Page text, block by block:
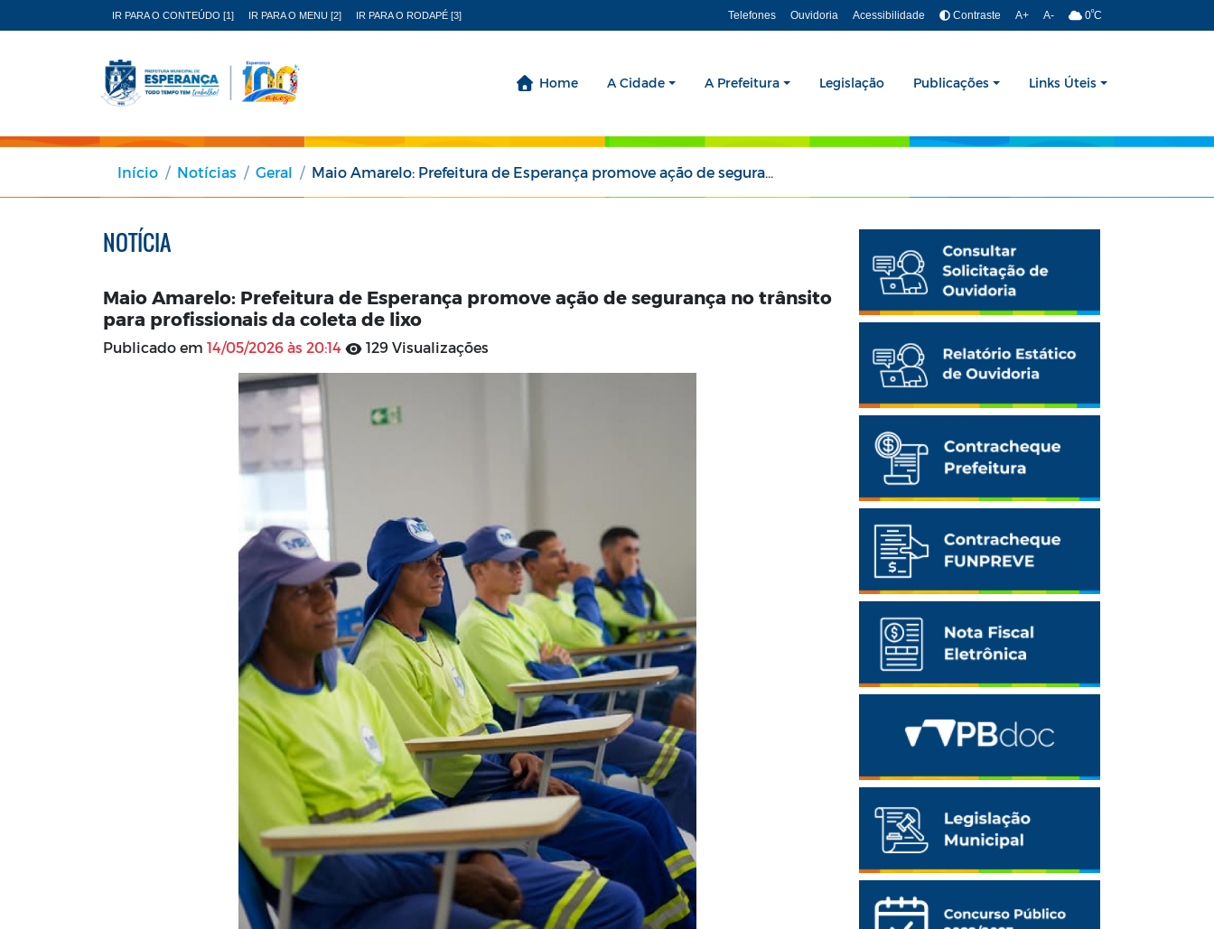
IR PARA O CONTEÚDO [1] IR PARA O MENU [2] IR PARA O RODAPÉ [3] Telefones Ouvidoria Acessibilidade Contraste A+ A- 0ºC
Home A Cidade A Prefeitura Legislação Publicações Links Úteis
Início Notícias Geral Maio Amarelo: Prefeitura de Esperança promove ação de segurança no trânsito para profissionais da coleta de lixo
NOTÍCIA
Maio Amarelo: Prefeitura de Esperança promove ação de segurança no trânsito
para profissionais da coleta de lixo
Publicado em 14/05/2026 às 20:14 129 Visualizações